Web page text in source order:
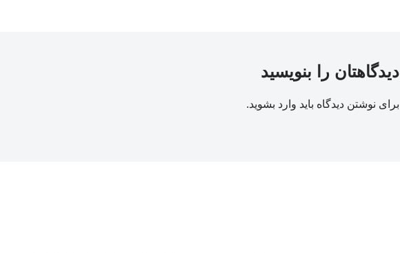
دیدگاهتان را بنویسید
برای نوشتن دیدگاه باید وارد بشوید.